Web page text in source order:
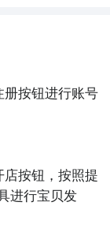
购外卖、预
商平台，用
选择，用户
鞋包配饰为
按钮进行账号
按钮，按照提
进行宝贝发